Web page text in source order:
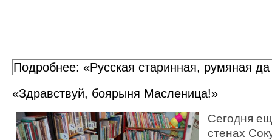
Подробнее: «Русская старинная, румяная
«Здравствуй, боярыня Масленица!»
Сегодня
стенах